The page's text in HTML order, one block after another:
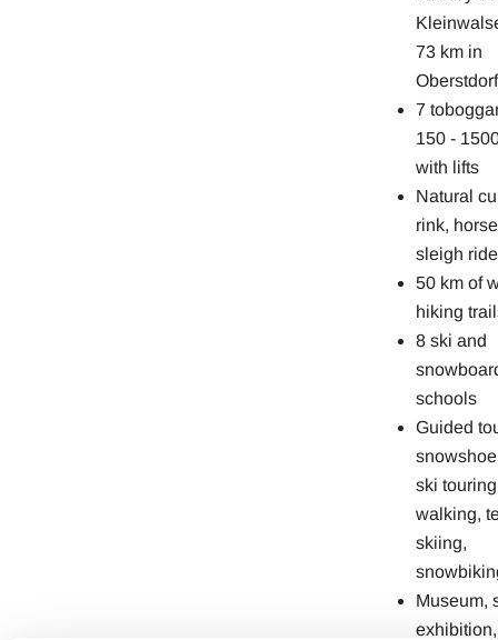
73 km in
Oberstdorf
7
150 -
with lifts
Natural
rink,
sleigh
50 km of
hiking
8 ski and
schools
Guided
ski
walking,
skiing,
Museum,
exhibition,